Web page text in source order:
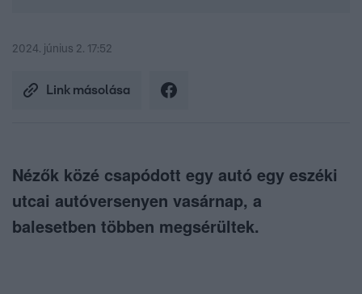
2024. június 2. 17:52
Link másolása
Nézők közé csapódott egy autó egy eszéki
utcai autóversenyen vasárnap, a
balesetben többen megsérültek.